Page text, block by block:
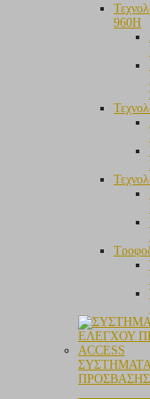
960H
ΠΡΟΣΒΑΣΗΣ